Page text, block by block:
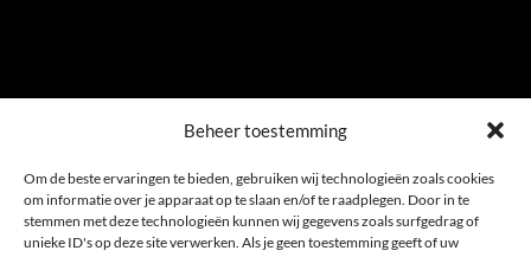
Beheer toestemming
Om de beste ervaringen te bieden, gebruiken wij technologieën zoals cookies
om informatie over je apparaat op te slaan en/of te raadplegen. Door in te
stemmen met deze technologieën kunnen wij gegevens zoals surfgedrag of
unieke ID's op deze site verwerken. Als je geen toestemming geeft of uw
0541 539 353